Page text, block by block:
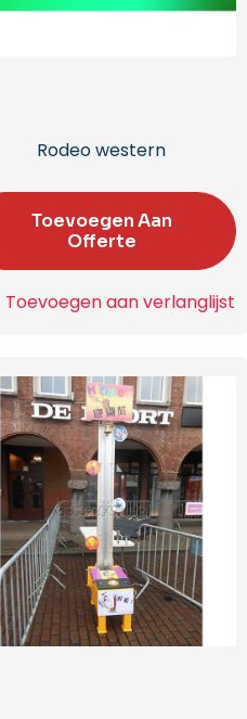
Rodeo western
Toevoegen Aan
Offerte
Toevoegen aan verlanglijst